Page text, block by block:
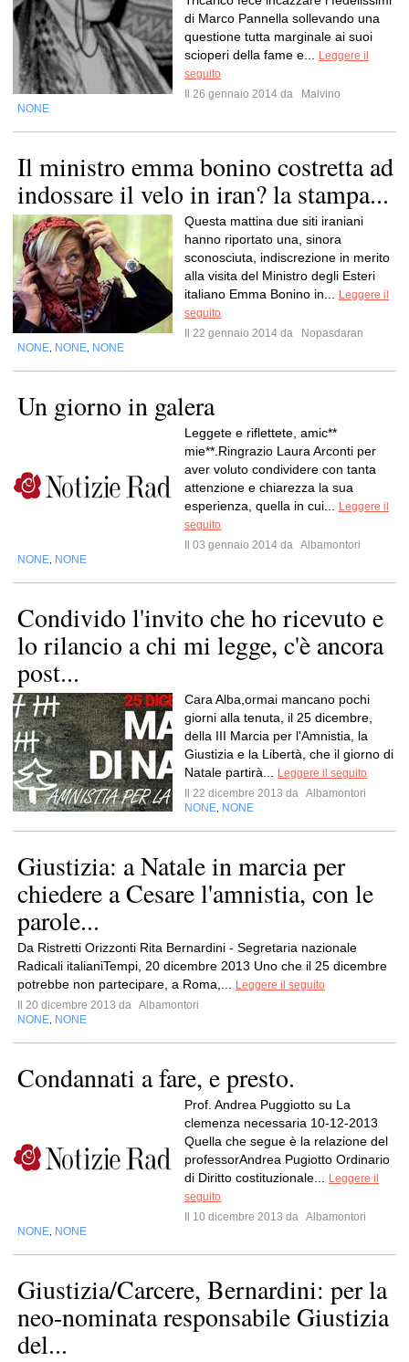
di Marco Pannella sollevando una
questione tutta marginale ai suoi
scioperi della fame e...
Leggere il
seguito
Il 26 gennaio 2014 da
Malvino
NONE
Il ministro emma bonino costretta ad
indossare il velo in iran? la stampa...
Questa mattina due siti iraniani
hanno riportato una, sinora
sconosciuta, indiscrezione in merito
alla visita del Ministro degli Esteri
italiano Emma Bonino in...
Leggere il
seguito
Il 22 gennaio 2014 da
Nopasdaran
NONE NONE NONE
Un giorno in galera
Leggete e riflettete, amic**
mie**.Ringrazio Laura Arconti per
aver voluto condividere con tanta
attenzione e chiarezza la sua
esperienza, quella in cui...
Leggere il
seguito
Il 03 gennaio 2014 da Albamontori
NONE NONE
Condivido l'invito che ho ricevuto e
lo rilancio a chi mi legge, c'è ancora
post...
Cara Alba,ormai mancano pochi
giorni alla tenuta, il 25 dicembre,
della III Marcia per l'Amnistia, la
Giustizia e la Libertà, che il giorno di
Natale partirà...
Leggere il seguito
Il 22 dicembre 2013 da Albamontori
NONE NONE
Giustizia: a Natale in marcia per
chiedere a Cesare l'amnistia, con le
parole...
Da Ristretti Orizzonti Rita Bernardini - Segretaria nazionale
Radicali italianiTempi, 20 dicembre 2013 Uno che il 25 dicembre
potrebbe non partecipare, a Roma,...
Leggere il seguito
Il 20 dicembre 2013 da Albamontori
NONE NONE
Condannati a fare, e presto.
Prof. Andrea Puggiotto su La
clemenza necessaria 10-12-2013
Quella che segue è la relazione del
professorAndrea Pugiotto Ordinario
di Diritto costituzionale...
Leggere il
seguito
Il 10 dicembre 2013 da Albamontori
NONE NONE
Giustizia/Carcere, Bernardini: per la
neo-nominata responsabile Giustizia
del...